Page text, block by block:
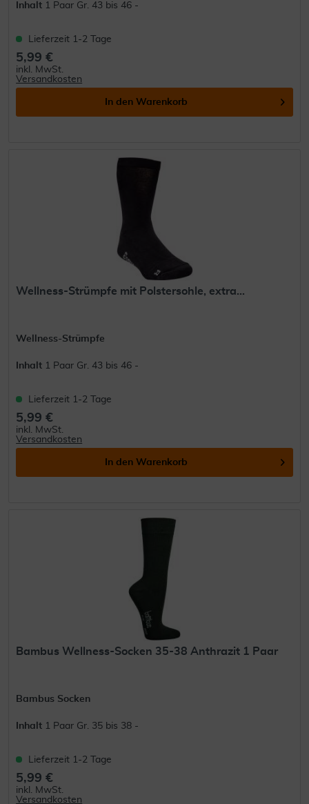
Inhalt 1 Paar Gr. 43 bis 46 -
Lieferzeit 1-2 Tage
5,99 €
inkl. MwSt.
Versandkosten
In den Warenkorb
Wellness-Strümpfe mit Polstersohle, extra...
Wellness-Strümpfe
Inhalt 1 Paar Gr. 43 bis 46 -
Lieferzeit 1-2 Tage
5,99 €
inkl. MwSt.
Versandkosten
In den Warenkorb
Bambus Wellness-Socken 35-38 Anthrazit 1 Paar
Bambus Socken
Inhalt 1 Paar Gr. 35 bis 38 -
Lieferzeit 1-2 Tage
5,99 €
inkl. MwSt.
Versandkosten